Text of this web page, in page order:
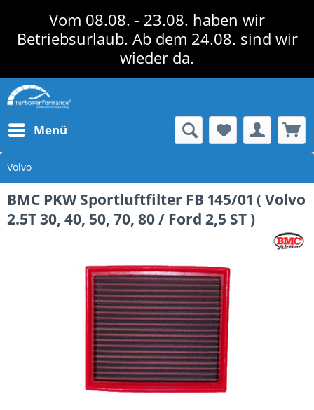
Vom 08.08. - 23.08. haben wir
Betriebsurlaub. Ab dem 24.08. sind wir
wieder da.
Menü
Volvo
BMC PKW Sportluftfilter FB 145/01 ( Volvo
2.5T 30, 40, 50, 70, 80 / Ford 2,5 ST )